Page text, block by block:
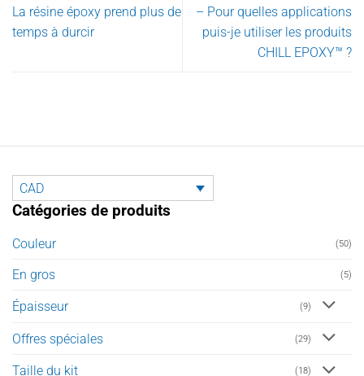
La résine époxy prend plus de
temps à durcir
– Pour quelles applications
puis-je utiliser les produits
CHILL EPOXY™ ?
CAD
Catégories de produits
Couleur (50)
En gros (5)
Épaisseur (9)
Offres spéciales (29)
Taille du kit (18)